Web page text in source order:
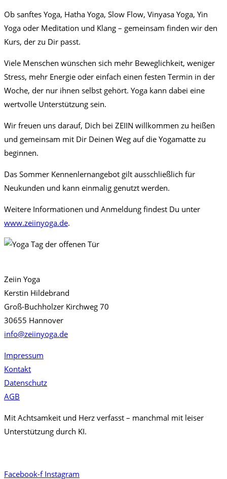
Ob sanftes Yoga, Hatha Yoga, Slow Flow, Vinyasa Yoga, Yin
Yoga oder Meditation und Klang – gemeinsam finden wir den
Kurs, der zu Dir passt.
Viele Menschen wünschen sich mehr Beweglichkeit, weniger
Stress, mehr Energie oder einfach einen festen Termin in der
Woche, der nur ihnen selbst gehört. Yoga kann dabei eine
wertvolle Unterstützung sein.
Wir freuen uns darauf, Dich bei ZEIIN willkommen zu heißen
und gemeinsam mit Dir Deinen Weg auf die Yogamatte zu
beginnen.
Das Sommer Kennenlernangebot gilt ausschließlich für
Neukunden und kann einmalig genutzt werden.
Weitere Informationen und Anmeldung findest Du unter
www.zeiinyoga.de.
Zeiin Yoga
Kerstin Hildebrand
Groß-Buchholzer Kirchweg 70
30655 Hannover
info@zeiinyoga.de
Impressum
Kontakt
Datenschutz
AGB
Mit Achtsamkeit und Herz verfasst – manchmal mit leiser
Unterstützung durch KI.
Facebook-f Instagram